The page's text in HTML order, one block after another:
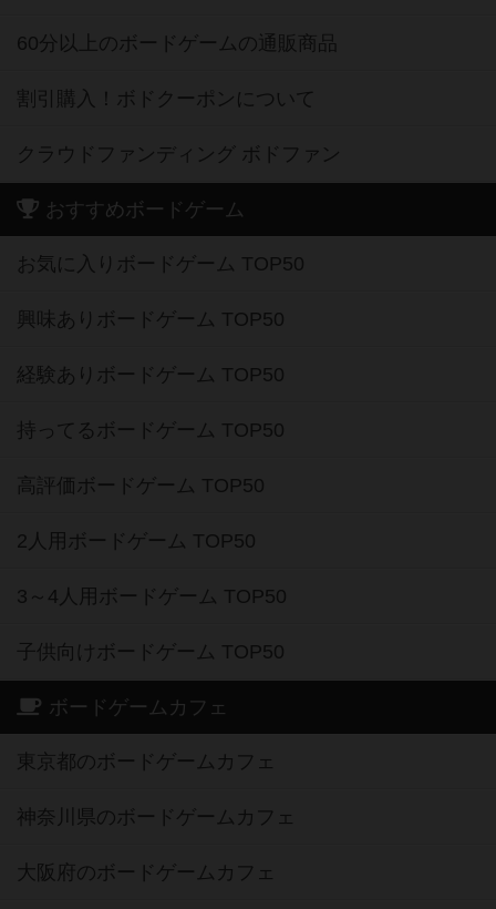
60分以上のボードゲームの通販商品
割引購入！ボドクーポンについて
クラウドファンディング ボドファン
おすすめボードゲーム
お気に入りボードゲーム TOP50
興味ありボードゲーム TOP50
経験ありボードゲーム TOP50
持ってるボードゲーム TOP50
高評価ボードゲーム TOP50
2人用ボードゲーム TOP50
3～4人用ボードゲーム TOP50
子供向けボードゲーム TOP50
ボードゲームカフェ
東京都のボードゲームカフェ
神奈川県のボードゲームカフェ
大阪府のボードゲームカフェ